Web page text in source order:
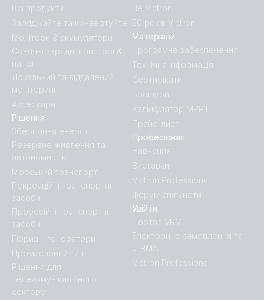
Всі продукти
Заряджайте та конвертуйте
Монітори & акумулятори
Сонячні зарядні пристрої &
панелі
Локальний та віддалений
моніторинг
Аксесуари
Це Victron
50 років Victron
Рішення
Зберігання енергії
Резервне живлення та
автономність
Морський транспорт
Рекреаційні транспортні
засоби
Професійні транспортні
засоби
Гібридні генератори
Промисловий тип
Рішення для
телекомунікаційного
сектору
Матеріали
Програмне забезпечення
Технічна інформація
Сертифікати
Брошури
Калькулятор MPPT
Прайс-лист
Професіонал
Навчання
Виставки
Victron Professional
Форум спільноти
Увійти
Портал VRM
Електронне замовлення та
E-RMA
Victron Professional